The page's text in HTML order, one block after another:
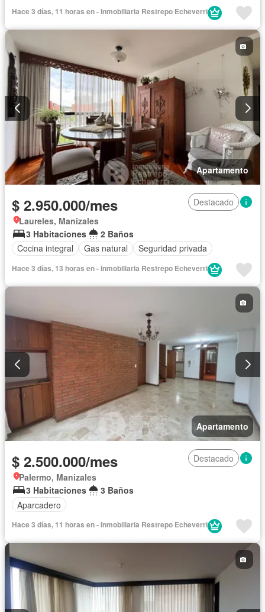
Hace 3 días, 11 horas en - Inmobiliaria Restrepo Echeverri
Apartamento
$ 2.950.000/mes
Destacado
Laureles, Manizales
3 Habitaciones
2 Baños
Cocina integral
Gas natural Seguridad privada
Hace 3 días, 13 horas en - Inmobiliaria Restrepo Echeverri
Apartamento
$ 2.500.000/mes
Destacado
Palermo, Manizales
3 Habitaciones
3 Baños
Aparcadero
Hace 3 días, 11 horas en - Inmobiliaria Restrepo Echeverri